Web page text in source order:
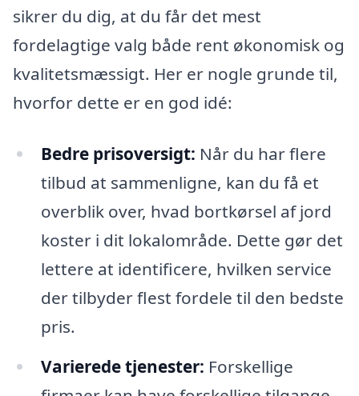
sikrer du dig, at du får det mest
fordelagtige valg både rent økonomisk og
kvalitetsmæssigt. Her er nogle grunde til,
hvorfor dette er en god idé:
Bedre prisoversigt: Når du har flere
tilbud at sammenligne, kan du få et
overblik over, hvad bortkørsel af jord
koster i dit lokalområde. Dette gør det
lettere at identificere, hvilken service
der tilbyder flest fordele til den bedste
pris.
Varierede tjenester: Forskellige